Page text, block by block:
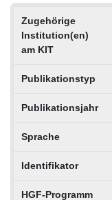
Zugehörige
Institution(en)
am KIT
Publikationstyp
Publikationsjahr
Sprache
Identifikator
HGF-Programm